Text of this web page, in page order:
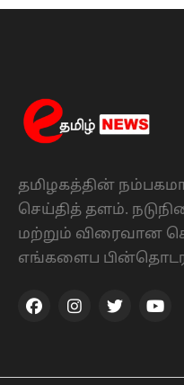
தமிழகத்தின்
செய்தித் தளம்.
மற்றும் விரைவான
எங்களைப